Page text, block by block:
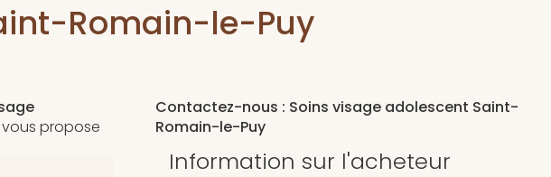
Romain-le-Puy
vous propose
Contactez-nous : Soins visage adolescent Saint-
Romain-le-Puy
Information sur l'acheteur